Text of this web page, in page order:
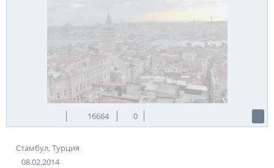
16664 0
Стамбул, Турция
08.02.2014